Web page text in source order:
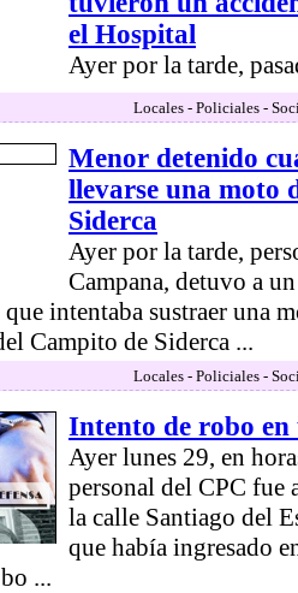
el Hospital
Ayer por la tarde,
Locales - Policiales -
Menor detenido
llevarse una moto
Siderca
Ayer por la tarde,
Campana, detuvo a
intentaba sustraer una
Campito de Siderca ...
Locales - Policiales -
Intento de robo
Ayer lunes 29, en
personal del CPC fue
la calle Santiago del
que había ingresado
...